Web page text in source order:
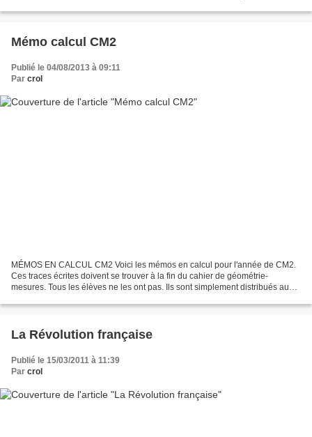
Mémo calcul CM2
Publié le 04/08/2013 à 09:11
Par crol
MÉMOS EN CALCUL CM2 Voici les mémos en calcul pour l'année de CM2.
Ces traces écrites doivent se trouver à la fin du cahier de géométrie-
mesures. Tous les élèves ne les ont pas. Ils sont simplement distribués aux
La Révolution française
Publié le 15/03/2011 à 11:39
Par crol